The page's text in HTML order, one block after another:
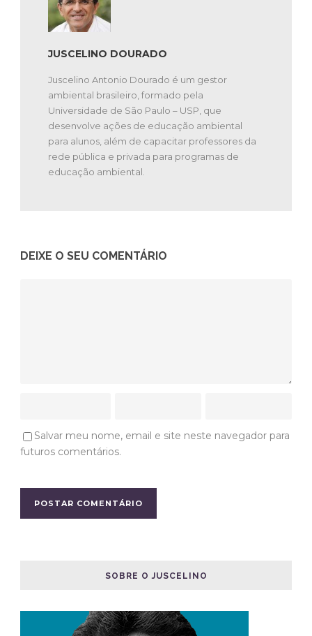
ambiental brasileiro, formado pela
Universidade de São Paulo – USP, que
para alunos, além de capacitar professores da
educação ambiental.
DEIXE O SEU COMENTÁRIO
SOBRE O JUSCELINO